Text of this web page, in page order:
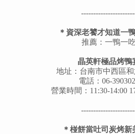
＊資深老饕才知道一
推薦：一鴨一
晶英軒極品烤鴨
地址：台南市中西區
電話：06-
營業時間：11:30-14:00
＊椪餅當吐司炭烤新